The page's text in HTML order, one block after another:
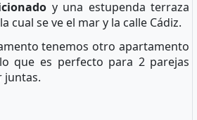
y una estupenda terraza
cual se ve el mar y la calle Cádiz.
tenemos otro apartamento
que es perfecto para 2 parejas
juntas.